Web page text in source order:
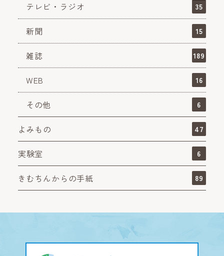
テレビ・ラジオ 35
新聞 15
雑誌 189
WEB 16
その他 6
よみもの 47
実験室 6
きむちんからの手紙 89